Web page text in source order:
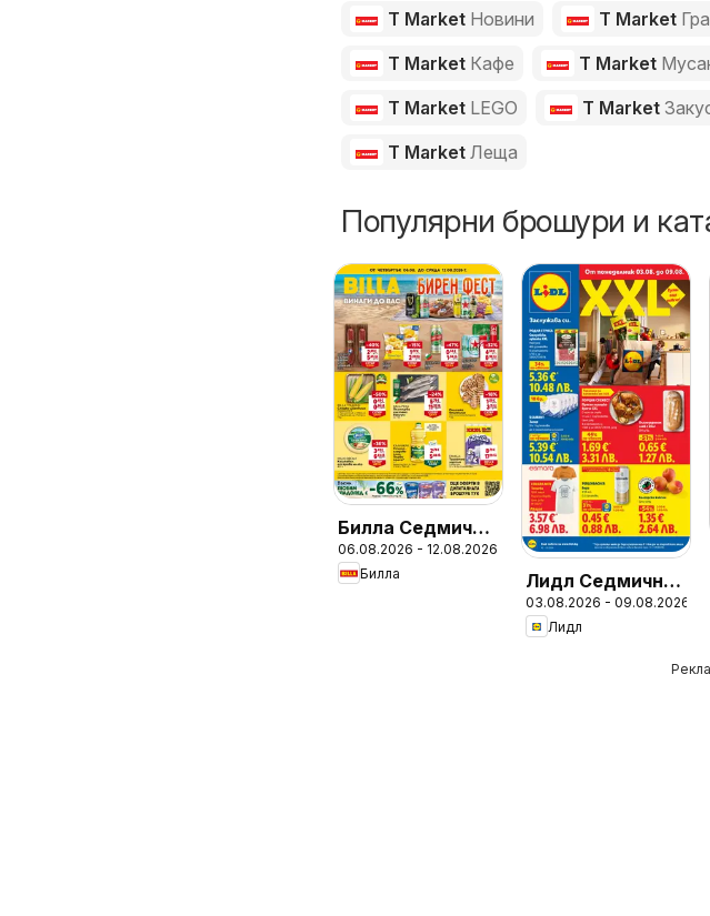
T Market Новини T Market
T Market Кафе T Market
T Market LEGO T Market
T Market Леща
Популярни брошури и
Билла Седмична
брошура
06.08.2026 - 12.08.2026
Билла
Лидл Седмична
брошура
03.08.2026 - 09.08.2026
Лидл